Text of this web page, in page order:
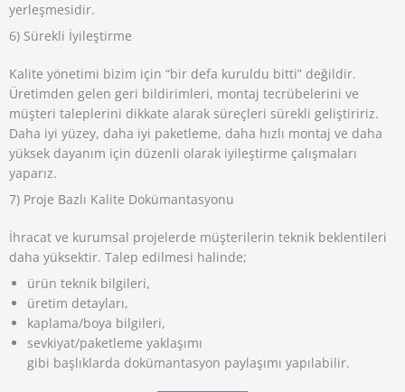
yerleşmesidir.
6) Sürekli İyileştirme
Kalite yönetimi bizim için “bir defa kuruldu bitti” değildir.
Üretimden gelen geri bildirimleri, montaj tecrübelerini ve
müşteri taleplerini dikkate alarak süreçleri sürekli geliştiririz.
Daha iyi yüzey, daha iyi paketleme, daha hızlı montaj ve daha
yüksek dayanım için düzenli olarak iyileştirme çalışmaları
yaparız.
7) Proje Bazlı Kalite Dokümantasyonu
İhracat ve kurumsal projelerde müşterilerin teknik beklentileri
daha yüksektir. Talep edilmesi halinde;
ürün teknik bilgileri,
üretim detayları,
kaplama/boya bilgileri,
sevkiyat/paketleme yaklaşımı
gibi başlıklarda dokümantasyon paylaşımı yapılabilir.